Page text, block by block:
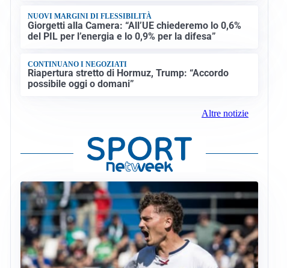
NUOVI MARGINI DI FLESSIBILITÀ
Giorgetti alla Camera: “All’UE chiederemo lo 0,6%
del PIL per l’energia e lo 0,9% per la difesa”
CONTINUANO I NEGOZIATI
Riapertura stretto di Hormuz, Trump: “Accordo
possibile oggi o domani”
Altre notizie